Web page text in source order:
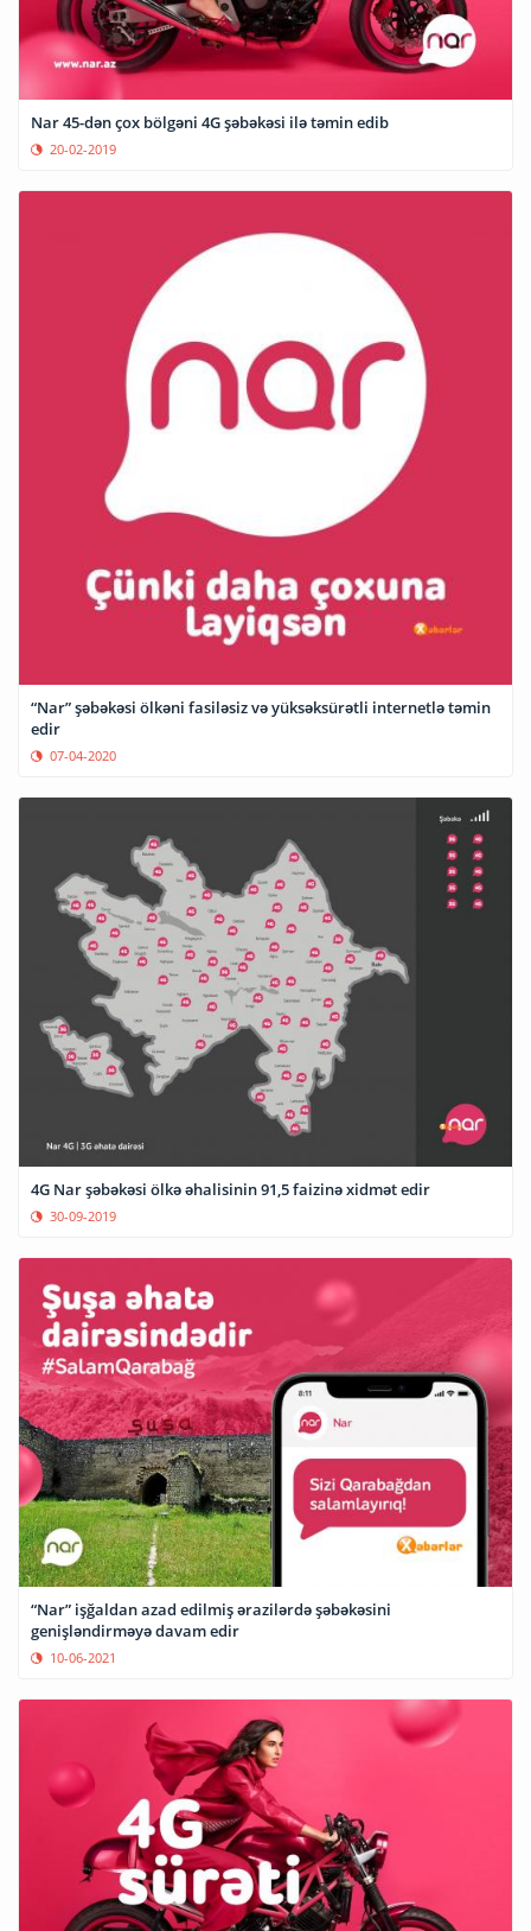
Nar 45-dən çox bölgəni 4G şəbəkəsi ilə təmin edib
20-02-2019
“Nar” şəbəkəsi ölkəni fasiləsiz və yüksəksürətli internetlə təmin
edir
07-04-2020
4G Nar şəbəkəsi ölkə əhalisinin 91,5 faizinə xidmət edir
30-09-2019
“Nar” işğaldan azad edilmiş ərazilərdə şəbəkəsini
genişləndirməyə davam edir
10-06-2021